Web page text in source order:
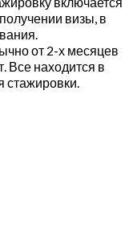
визы, в
от 2-х месяцев
Все находится в
стажировки.